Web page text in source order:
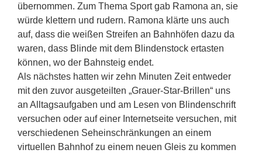
übernommen. Zum Thema Sport gab Ramona an, sie
würde klettern und rudern. Ramona klärte uns auch
auf, dass die weißen Streifen an Bahnhöfen dazu da
waren, dass Blinde mit dem Blindenstock ertasten
können, wo der Bahnsteig endet.
Als nächstes hatten wir zehn Minuten Zeit entweder
mit den zuvor ausgeteilten „Grauer-Star-Brillen“ uns
an Alltagsaufgaben und am Lesen von Blindenschrift
versuchen oder auf einer Internetseite versuchen, mit
verschiedenen Seheinschränkungen an einem
virtuellen Bahnhof zu einem neuen Gleis zu kommen